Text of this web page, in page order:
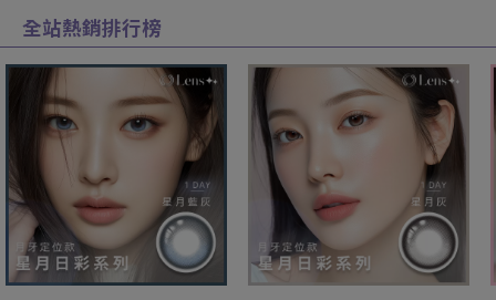
全站熱銷排行榜